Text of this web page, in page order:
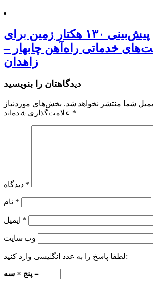
پیش‌بینی ۱۳۰ هکتار زمین برای
خدماتی راه‌آهن چابهار –
زاهدان
دیدگاهتان را بنویسید
شما منتشر نخواهد شد. بخش‌های موردنیاز
*
*
*
*
وب‌ سایت
لطفا پاسخ را به عدد انگلیسی وارد کنید:
پنج × سه =